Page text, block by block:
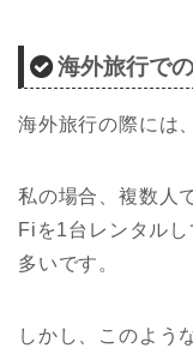
海外旅行で
海外旅行の際には
私の場合、複数人
Fiを1台レンタル
多いです。
しかし、このよう